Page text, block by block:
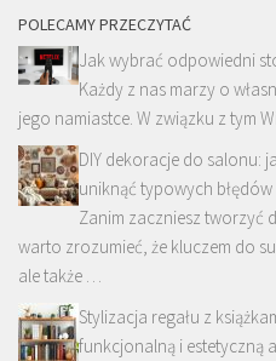
POLECAMY PRZECZYTAĆ
Jak wybrać odpowiedni
Każdy z nas marzy o
jego namiastce. W związku z tym
DIY dekoracje do salonu:
uniknąć typowych błędów
Zanim zaczniesz tworzyć
warto zrozumieć, że kluczem do
ale także …
Stylizacja regału z
funkcjonalną i estetyczną